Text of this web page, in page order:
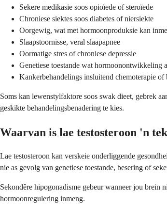
Sekere medikasie soos opioïede of steroïede
Chroniese siektes soos diabetes of niersiekte
Oorgewig, wat met hormoonproduksie kan
Slaapstoornisse, veral slaapapnee
Oormatige stres of chroniese depressie
Genetiese toestande wat hormoonontwikkeling
Kankerbehandelings insluitend chemoterapie of
Soms kan lewenstylfaktore soos swak dieet, gebrek
geskikte behandelingsbenadering te kies.
Waarvan is lae testosteroon 'n
Lae testosteroon kan verskeie onderliggende
nie as gevolg van genetiese toestande, besering of
Sekondêre hipogonadisme gebeur wanneer jou
hormoonregulering inmeng.